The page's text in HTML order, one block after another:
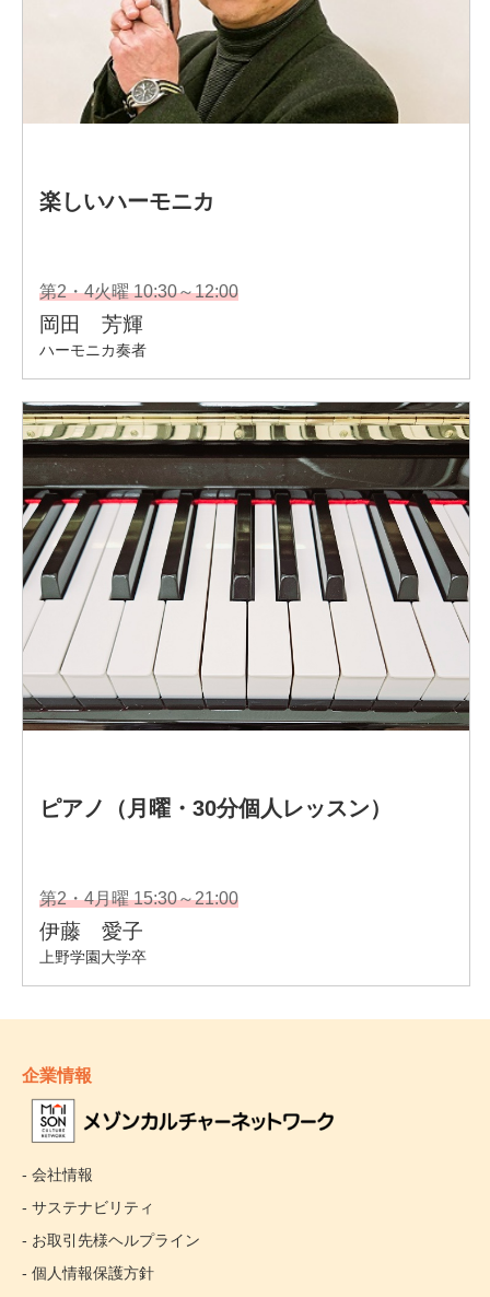
企業情報
- 会社情報
- サステナビリティ
- お取引先様ヘルプライン
- 個人情報保護方針